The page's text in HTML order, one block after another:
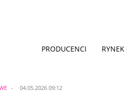
PRODUCENCI
04.05.2026 09:12